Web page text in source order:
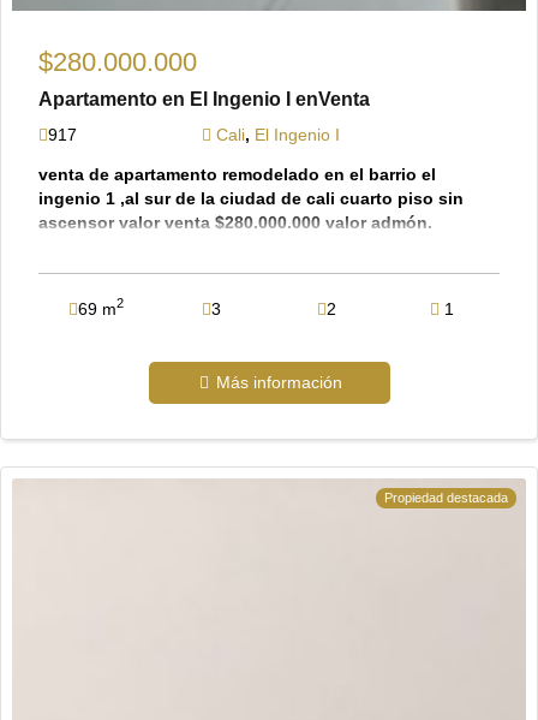
$280.000.000
Apartamento en El Ingenio I enVenta
917 Cali, El Ingenio I
venta de apartamento remodelado en el barrio el
ingenio 1 ,al sur de la ciudad de cali cuarto piso sin
ascensor valor venta $280.000.000 valor admón.
estudio o tercera habitación todas con closet, (2)
baños , uno en la habitación principal, sala comedor
cocina integral grande, zona de oficios .el apartamento
parqueadero asignado la unidad con excelente
ubicación frente el parque del ingenio , portería y
parqueadero visitantes. el sector arborizado vías de
fácil acceso, cerca a unicentro y centros comerciales.
69 m2 3 2 1
Más información
Propiedad destacada